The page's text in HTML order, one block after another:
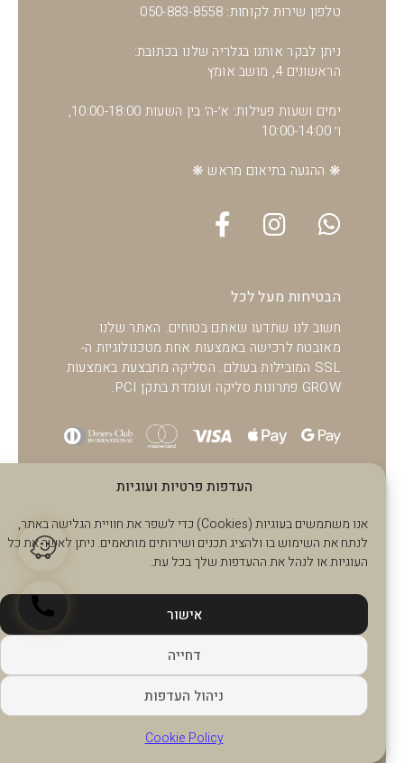
העדפות פרטיות ועוגיות
אנו משתמשים בעוגיות (Cookies) כדי לשפר את חוויית הגלישה באתר,
לנתח את השימוש בו ולהציג תכנים ושירותים מותאמים. ניתן לאשר את כל
העוגיות או לנהל את ההעדפות שלך בכל עת.
אישור
דחייה
ניהול העדפות
Cookie Policy
טלפון שירות לקוחות: 050-883-8558
ניתן לבקר אותנו בגלריה שלנו בכתובת:
הראשונים 4, מושב אומץ
ימים ושעות פעילות: א׳-ה׳ בין השעות 10:00-18:00,
ו׳ 10:00-14:00
❋ ההגעה בתיאום מראש ❋
הבטיחות מעל לכל
חשוב לנו שתדעו שאתם בטוחים. האתר שלנו
מאובטח לרכישה באמצעות אחת מטכנולוגיות ה-
SSL המובילות בעולם. הסליקה מתבצעת באמצעות
GROW פתרונות סליקה ועומדת בתקן PCI.
Made with love by MediaEaters 2026